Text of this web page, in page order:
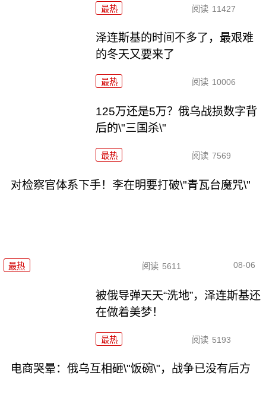
最热 阅读 11427
泽连斯基的时间不多了，最艰难
的冬天又要来了
最热 阅读 10006
125万还是5万？俄乌战损数字背
后的\"三国杀\"
最热 阅读 7569
对检察官体系下手！李在明要打破\"青瓦台魔咒\"
最热 阅读 5611 08-06
被俄导弹天天“洗地”，泽连斯基还
在做着美梦！
最热 阅读 5193
电商哭晕：俄乌互相砸\"饭碗\"，战争已没有后方